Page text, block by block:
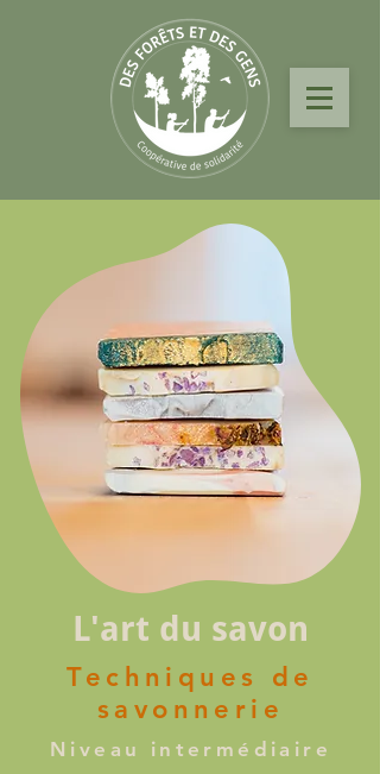
L'art du savon
Techniques de
savonnerie
Niveau intermédiaire